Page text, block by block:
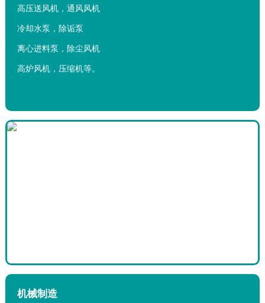
高压送风机，通风风机
冷却水泵，除诟泵
离心进料泵，除尘风机
高炉风机，压缩机等。
机械制造